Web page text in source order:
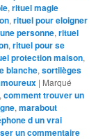
,rituel magie
,rituel pour eloigner
personne,rituel
,rituel pour se
protection maison,
blanche,sortilèges
| Marqué
,comment trouver un
,marabout
d un vrai
un commentaire